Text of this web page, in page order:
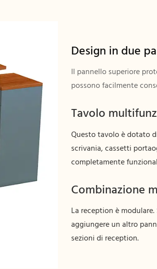
Design in due
Il pannello superiore
possono facilmente
Tavolo
Questo tavolo è dotato
scrivania, cassetti
completamente
Combinazione
La reception è
aggiungere un altro
sezioni di reception.